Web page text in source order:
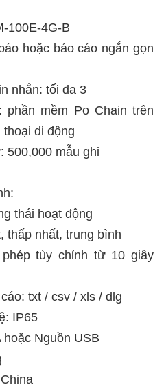
100E-4G-B
hoặc báo cáo ngắn gọn
nhắn: tối đa 3
phần mềm Po Chain trên
thoại di động
500,000 mẫu ghi
thái hoạt động
thấp nhất, trung bình
tùy chỉnh từ 10 giây
txt / csv / xls / dlg
IP65
hoặc Nguồn USB